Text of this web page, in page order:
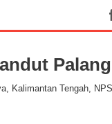
Kalimantan Tengah,